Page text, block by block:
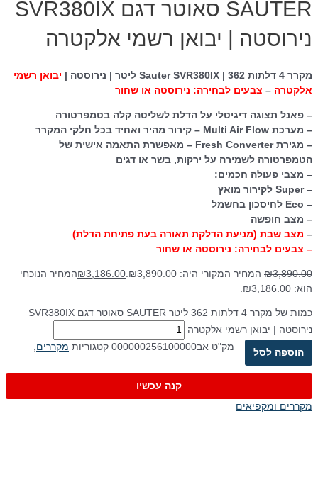
SAUTER סאוטר דגם SVR380IX
נירוסטה | יבואן רשמי אלקטרה
מקרר 4 דלתות Sauter SVR380IX | 362 ליטר | נירוסטה |
יבואן רשמי
אלקטרה – צבעים לבחירה: נירוסטה או שחור
– פאנל תצוגה דיגיטלי על הדלת לשליטה קלה בטמפרטורה
– מערכת Multi Air Flow – קירור מהיר ואחיד בכל חלקי המקרר
– מגירת Fresh Converter – מאפשרת התאמה אישית של
הטמפרטורה לשמירה על ירקות, בשר או דגים
– מצבי פעולה חכמים:
– Super לקירור מואץ
– Eco לחיסכון בחשמל
– מצב חופשה
– מצב שבת (מניעת הדלקת תאורה בעת פתיחת הדלת)
– צבעים לבחירה: נירוסטה או שחור
₪3,890.00 המחיר המקורי היה: ₪3,890.00. ₪3,186.00
המחיר הנוכחי
הוא: ₪3,186.00.
כמות של מקרר 4 דלתות 362 ליטר SAUTER סאוטר דגם SVR380IX
נירוסטה | יבואן רשמי אלקטרה
הוספה לסל
קנה עכשיו
מק"ט אב000000256100000 קטגוריות מקררים,
מקררים ומקפיאים